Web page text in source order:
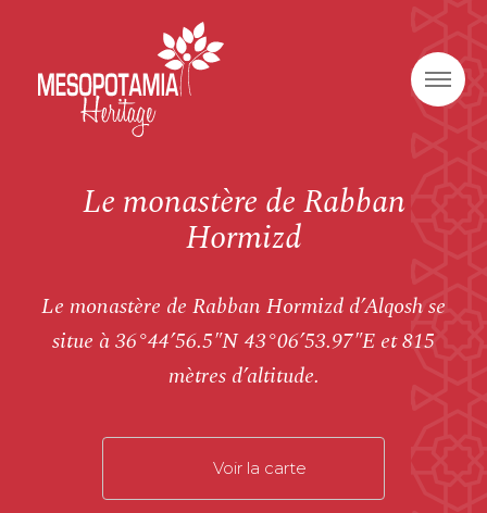
Le monastère de Rabban
Hormizd
Le monastère de Rabban Hormizd d’Alqosh se
situe à 36°44’56.5″N 43°06’53.97″E et 815
mètres d’altitude.
Voir la carte